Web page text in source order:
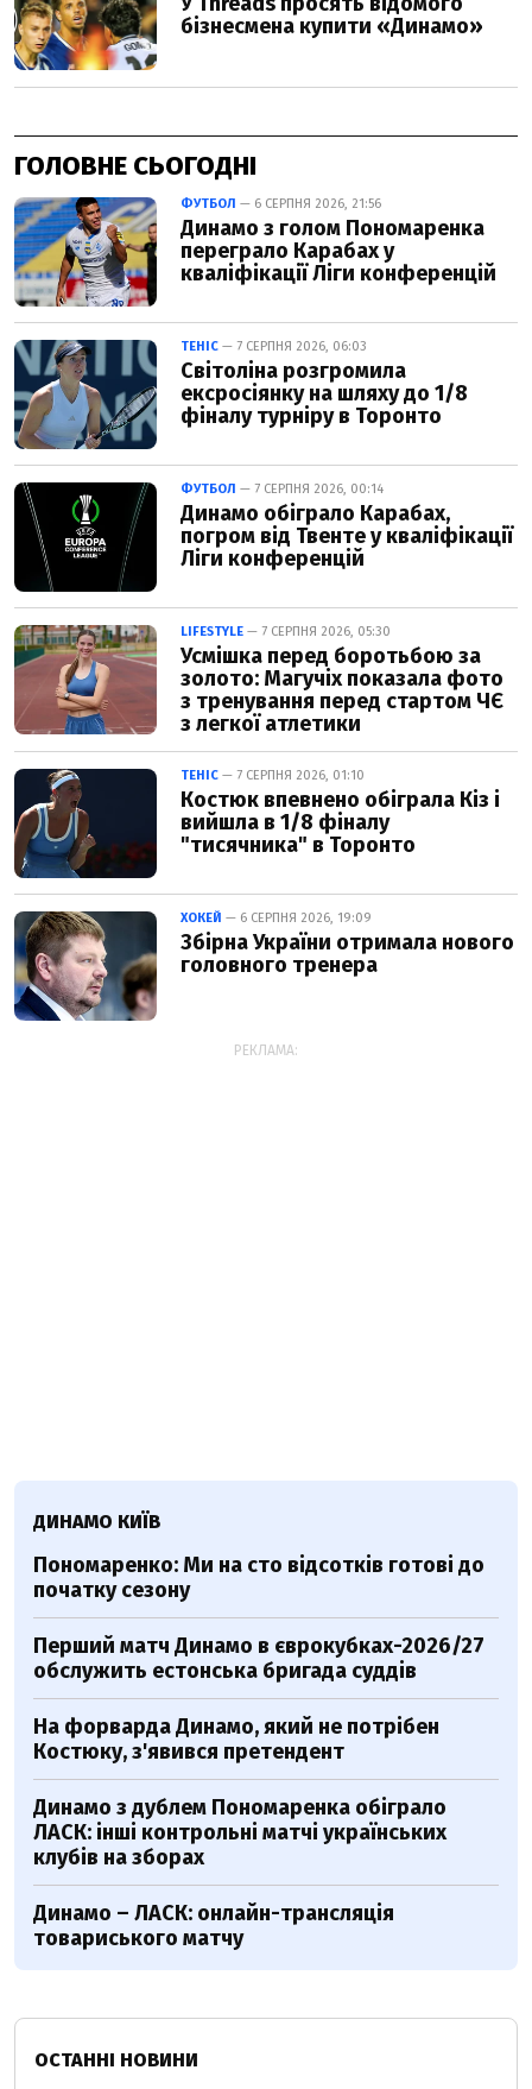
ГОЛОВНЕ СЬОГОДНІ
ФУТБОЛ — 6 СЕРПНЯ 2026, 21:56
Динамо з голом Пономаренка
переграло Карабах у
кваліфікації Ліги конференцій
ТЕНІС — 7 СЕРПНЯ 2026, 06:03
Світоліна розгромила
ексросіянку на шляху до 1/8
фіналу турніру в Торонто
ФУТБОЛ — 7 СЕРПНЯ 2026, 00:14
Динамо обіграло Карабах,
погром від Твенте у кваліфікації
Ліги конференцій
LIFESTYLE — 7 СЕРПНЯ 2026, 05:30
Усмішка перед боротьбою за
золото: Магучіх показала фото
з тренування перед стартом ЧЄ
з легкої атлетики
ТЕНІС — 7 СЕРПНЯ 2026, 01:10
Костюк впевнено обіграла Кіз і
вийшла в 1/8 фіналу
"тисячника" в Торонто
ХОКЕЙ — 6 СЕРПНЯ 2026, 19:09
Збірна України отримала нового
головного тренера
РЕКЛАМА:
ДИНАМО КИЇВ
Пономаренко: Ми на сто відсотків готові до
початку сезону
Перший матч Динамо в єврокубках-2026/27
обслужить естонська бригада суддів
На форварда Динамо, який не потрібен
Костюку, з'явився претендент
Динамо з дублем Пономаренка обіграло
ЛАСК: інші контрольні матчі українських
клубів на зборах
Динамо – ЛАСК: онлайн-трансляція
товариського матчу
ОСТАННІ НОВИНИ